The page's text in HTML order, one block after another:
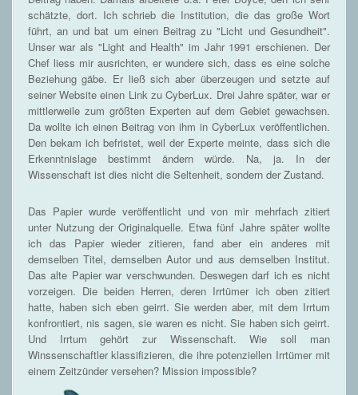
schätzte, dort. Ich schrieb die Institution, die das große Wort
führt, an und bat um einen Beitrag zu "Licht und Gesundheit".
Unser war als "Light and Health" im Jahr 1991 erschienen. Der
Chef liess mir ausrichten, er wundere sich, dass es eine solche
Beziehung gäbe. Er ließ sich aber überzeugen und setzte auf
seiner Website einen Link zu CyberLux. Drei Jahre später, war er
mittlerweile zum größten Experten auf dem Gebiet gewachsen.
Da wollte ich einen Beitrag von ihm in CyberLux veröffentlichen.
Den bekam ich befristet, weil der Experte meinte, dass sich die
Erkenntnislage bestimmt ändern würde. Na, ja. In der
Wissenschaft ist dies nicht die Seltenheit, sondern der Zustand.
Das Papier wurde veröffentlicht und von mir mehrfach zitiert
unter Nutzung der Originalquelle. Etwa fünf Jahre später wollte
ich das Papier wieder zitieren, fand aber ein anderes mit
demselben Titel, demselben Autor und aus demselben Institut.
Das alte Papier war verschwunden. Deswegen darf ich es nicht
vorzeigen. Die beiden Herren, deren Irrtümer ich oben zitiert
hatte, haben sich eben geirrt. Sie werden aber, mit dem Irrtum
konfrontiert, nis sagen, sie waren es nicht. Sie haben sich geirrt.
Und Irrtum gehört zur Wissenschaft. Wie soll man
Winssenschaftler klassifizieren, die ihre potenziellen Irrtümer mit
einem Zeitzünder versehen? Mission impossible?